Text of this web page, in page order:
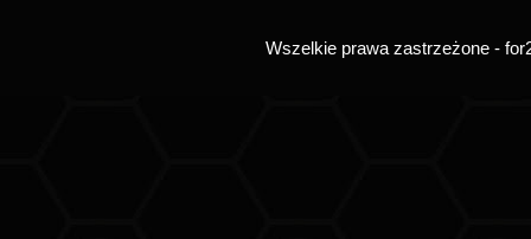
Wszelkie prawa zastrzeżone -